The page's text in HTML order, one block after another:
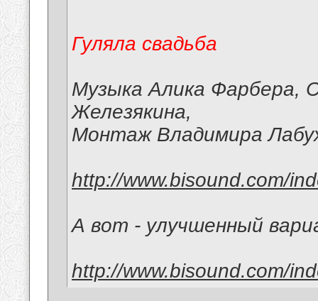
Гуляла свадьба
Музыка Алика Фарбера,
Железякина,
Монтаж Владимира
http://www.bisound.com/
А вот - улучшенный
http://www.bisound.com/